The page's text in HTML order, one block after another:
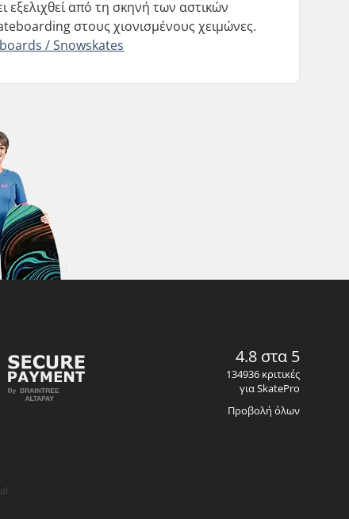
από τη σκηνή των αστικών
στους χιονισμένους χειμώνες.
/ Snowskates
4.8 στα 5
134936 κριτικές
για SkatePro
Προβολή όλων